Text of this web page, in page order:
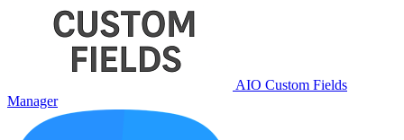
AIO Custom Fields
Manager